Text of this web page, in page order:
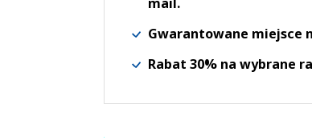
Gwarantowane miejsce
Rabat 30% na wybrane